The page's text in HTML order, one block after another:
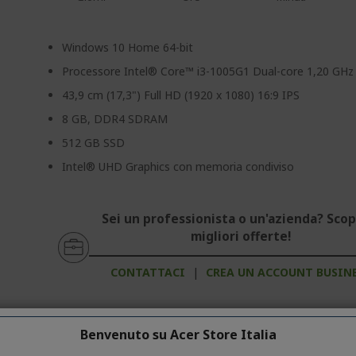
Windows 10 Home 64-bit
Processore Intel® Core™ i3-1005G1 Dual-core 1,20 GHz
43,9 cm (17,3") Full HD (1920 x 1080) 16:9 IPS
8 GB, DDR4 SDRAM
512 GB SSD
Intel® UHD Graphics con memoria condiviso
Sei un professionista o un'azienda?
migliori offerte!
CONTATTACI | CREA UN ACCOUNT
Correlati
Benvenuto su Acer Store Italia